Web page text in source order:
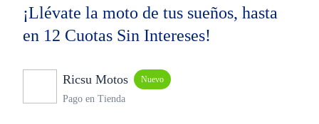
¡Llévate la moto de tus sueños, hasta
en 12 Cuotas Sin Intereses!
Ricsu Motos Nuevo
Pago en Tienda